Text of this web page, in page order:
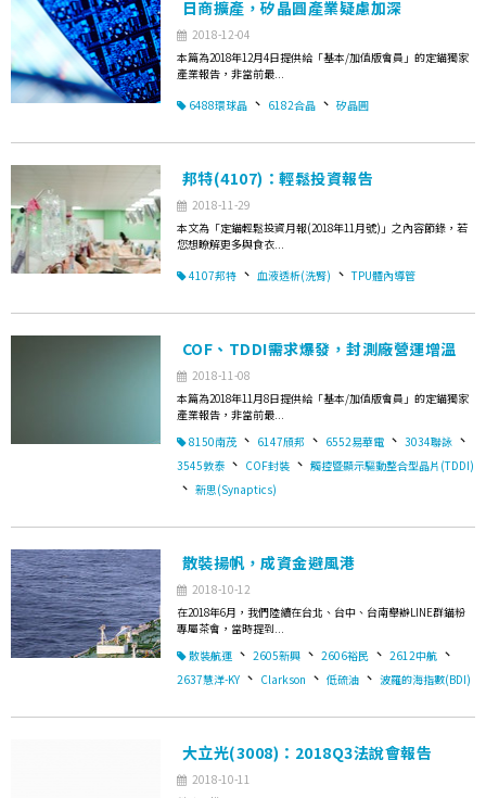
日商擴產，矽晶圓產業疑慮加深
2018-12-04
本篇為2018年12月4日提供給「基本/加值版會員」的定錨獨家
產業報告，非當前最...
6488環球晶 、 6182合晶 、 矽晶圓
邦特(4107)：輕鬆投資報告
2018-11-29
本文為「定錨輕鬆投資月報(2018年11月號)」之內容節錄，若
您想瞭解更多與食衣...
4107邦特 、 血液透析(洗腎) 、 TPU體內導管
COF、TDDI需求爆發，封測廠營運增溫
2018-11-08
本篇為2018年11月8日提供給「基本/加值版會員」的定錨獨家
產業報告，非當前最...
8150南茂 、 6147頎邦 、 6552易華電 、 3034聯詠 、
3545敦泰 、 COF封裝 、 觸控暨顯示驅動整合型晶片(TDDI)
、 新思(Synaptics)
散裝揚帆，成資金避風港
2018-10-12
在2018年6月，我們陸續在台北、台中、台南舉辦LINE群錨粉
專屬茶會，當時提到...
散裝航運 、 2605新興 、 2606裕民 、 2612中航 、
2637慧洋-KY 、 Clarkson 、 低硫油 、 波羅的海指數(BDI)
大立光(3008)：2018Q3法說會報告
2018-10-11